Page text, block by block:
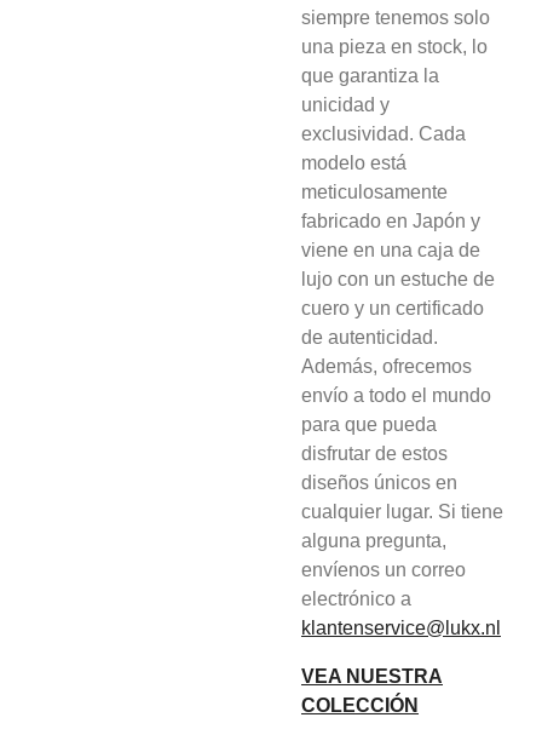
siempre tenemos solo
una pieza en stock, lo
que garantiza la
unicidad y
exclusividad. Cada
modelo está
meticulosamente
fabricado en Japón y
viene en una caja de
lujo con un estuche de
cuero y un certificado
de autenticidad.
Además, ofrecemos
envío a todo el mundo
para que pueda
disfrutar de estos
diseños únicos en
cualquier lugar. Si tiene
alguna pregunta,
envíenos un correo
electrónico a
klantenservice@lukx.nl
VEA NUESTRA
COLECCIÓN